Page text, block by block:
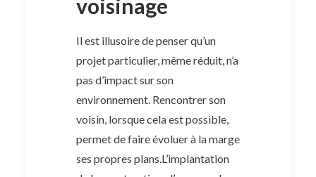
voisinage
Il est illusoire de penser qu’un
projet particulier, même réduit, n’a
pas d’impact sur son
environnement. Rencontrer son
voisin, lorsque cela est possible,
permet de faire évoluer à la marge
ses propres plans.L’implantation